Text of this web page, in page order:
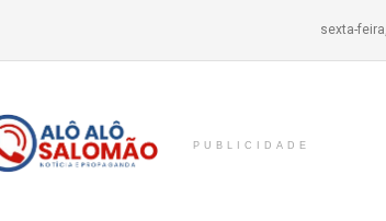
sexta-
PUBLICIDADE